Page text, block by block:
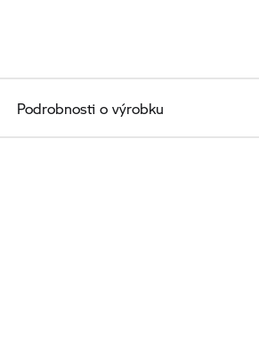
Podrobnosti o výrobku